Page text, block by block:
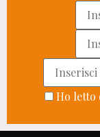
Ho letto